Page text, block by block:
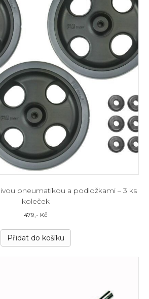
pneumatikou a podložkami – 3 ks
koleček
479,- Kč
Přidat do košíku